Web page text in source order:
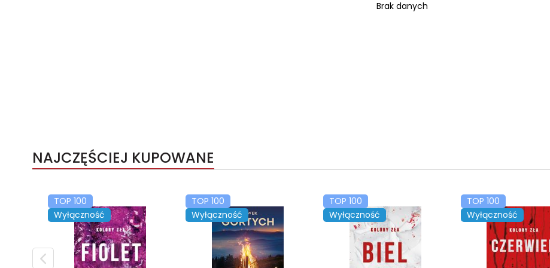
Brak danych
NAJCZĘŚCIEJ KUPOWANE
TOP 100
Wyłączność
TOP 100
Wyłączność
TOP 100
Wyłączność
TOP 100
Wyłączność